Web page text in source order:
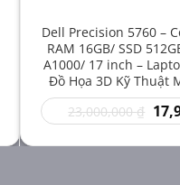
Dell Precision 5760 –
RAM 16GB/ SSD
A1000/ 17 inch –
Đồ Họa 3D Kỹ Thuật
Hiệu Năng
23,000,000₫ Giá
gốc